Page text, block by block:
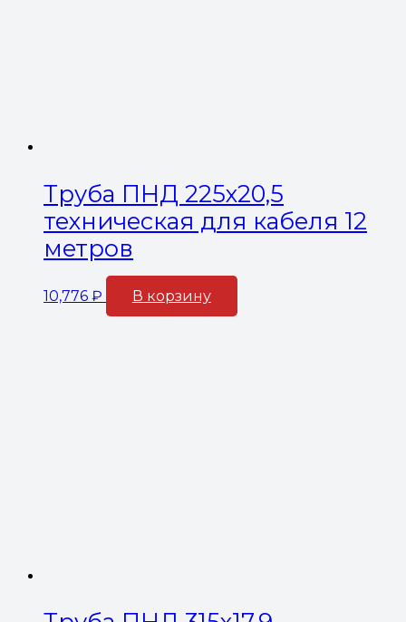
Труба ПНД 225х20,5
техническая для кабеля 12
метров
10,776 ₽ В корзину